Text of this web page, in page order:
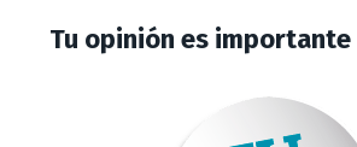
Tu opinión es importante